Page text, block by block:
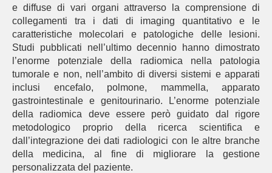
e diffuse di vari organi attraverso la comprensione di
collegamenti tra i dati di imaging quantitativo e le
caratteristiche molecolari e patologiche delle lesioni.
Studi pubblicati nell’ultimo decennio hanno dimostrato
l’enorme potenziale della radiomica nella patologia
tumorale e non, nell’ambito di diversi sistemi e apparati
inclusi encefalo, polmone, mammella, apparato
gastrointestinale e genitourinario. L’enorme potenziale
della radiomica deve essere però guidato dal rigore
metodologico proprio della ricerca scientifica e
dall’integrazione dei dati radiologici con le altre branche
della medicina, al fine di migliorare la gestione
personalizzata del paziente.